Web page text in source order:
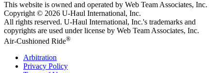
This website is owned and operated by Web Team Associates, Inc.
Copyright © 2026 U-Haul International, Inc.
All rights reserved. U-Haul International, Inc.'s trademarks and
copyrights are used under license by Web Team Associates, Inc.
Air-Cushioned Ride®
Arbitration
Privacy Policy